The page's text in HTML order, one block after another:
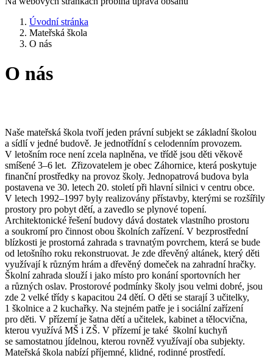
Úvodní stránka
Mateřská škola
O nás
O nás
Naše mateřská škola tvoří jeden právní subjekt se základní školou
a sídlí v jedné budově. Je jednotřídní s celodenním provozem.
V letošním roce není zcela naplněna, ve třídě jsou děti věkově
smíšené 3–6 let. Zřizovatelem je obec Záhornice, která poskytuje
finanční prostředky na provoz školy. Jednopatrová budova byla
postavena ve 30. letech 20. století při hlavní silnici v centru obce.
V letech 1992–1997 byly realizovány přístavby, kterými se rozšířily
prostory pro pobyt dětí, a zavedlo se plynové topení.
Architektonické řešení budovy dává dostatek vlastního prostoru
a soukromí pro činnost obou školních zařízení. V bezprostřední
blízkosti je prostorná zahrada s travnatým povrchem, která se bude
od letošního roku rekonstruovat. Je zde dřevěný altánek, který děti
využívají k různým hrám a dřevěný domeček na zahradní hračky.
Školní zahrada slouží i jako místo pro konání sportovních her
a různých oslav. Prostorové podmínky školy jsou velmi dobré, jsou
zde 2 velké třídy s kapacitou 24 dětí. O děti se starají 3 učitelky,
1 školnice a 2 kuchařky. Na stejném patře je i sociální zařízení
pro děti. V přízemí je šatna dětí a učitelek, kabinet a tělocvična,
kterou využívá MŠ i ZŠ. V přízemí je také školní kuchyň
se samostatnou jídelnou, kterou rovněž využívají oba subjekty.
Mateřská škola nabízí příjemné, klidné, rodinné prostředí.